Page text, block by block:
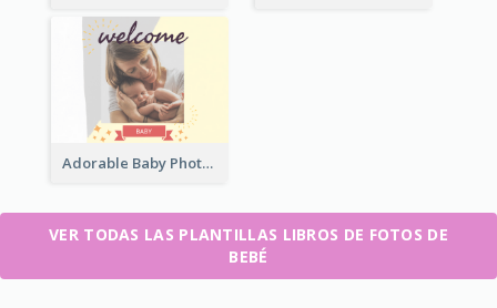
Adorable Baby Photo Book
VER TODAS LAS PLANTILLAS LIBROS DE FOTOS DE
BEBÉ